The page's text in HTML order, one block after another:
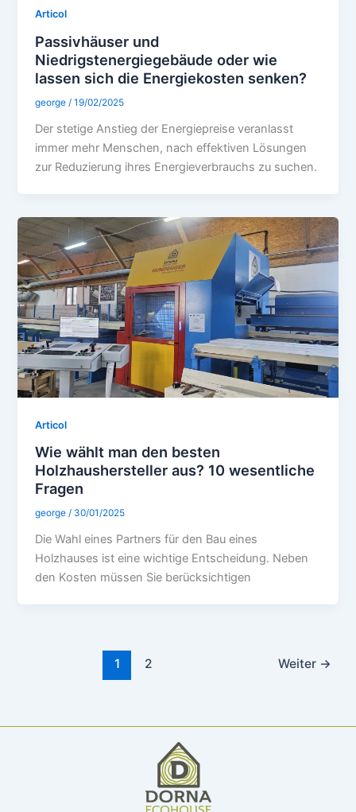
Articol
Passivhäuser und
Niedrigstenergiegebäude oder wie
lassen sich die Energiekosten senken?
george/19/02/2025
Der stetige Anstieg der Energiepreise veranlasst
immer mehr Menschen, nach effektiven Lösungen
zur Reduzierung ihres Energieverbrauchs zu suchen.
Articol
Wie wählt man den besten
Holzhaushersteller aus? 10 wesentliche
Fragen
george/ 30/01/2025
Die Wahl eines Partners für den Bau eines
Holzhauses ist eine wichtige Entscheidung. Neben
den Kosten müssen Sie berücksichtigen
1 2 Weiter →